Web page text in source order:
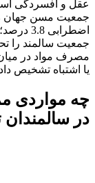
جمعیت مسن جهان را
جمعیت سالمند را
مصرف مواد در
یا اشتباه تشخیص
چه مواردی
در سالمندان